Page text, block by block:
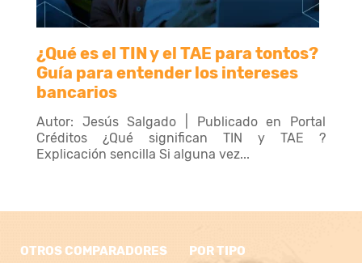
¿Qué es el TIN y el TAE para tontos?
Guía para entender los intereses
bancarios
Autor: Jesús Salgado | Publicado en Portal
Créditos ¿Qué significan TIN y TAE ?
Explicación sencilla Si alguna vez...
OTROS COMPARADORES POR TIPO